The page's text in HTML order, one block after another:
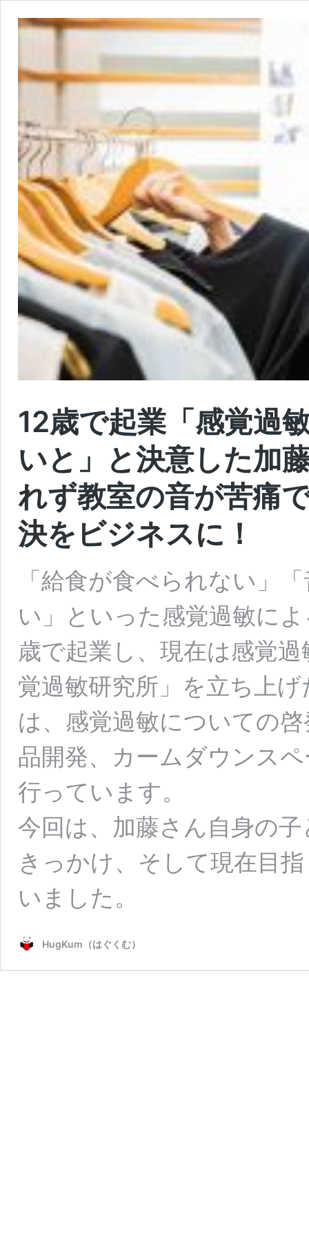
12歳で起業「感覚過
いと」と決意した加
れず教室の音が苦痛
決をビジネスに！
「給食が食べられない」
い」といった感覚過敏に
歳で起業し、現在は感覚
覚過敏研究所」を立ち上
は、感覚過敏についての
品開発、カームダウンス
行っています。
今回は、加藤さん自身の
きっかけ、そして現在目
いました。
HugKum（はぐくむ）